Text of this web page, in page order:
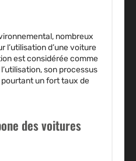
nombreux
l’utilisation d’une voiture
est considérée comme
son processus
un fort taux de
des voitures